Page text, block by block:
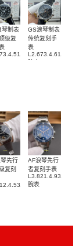
琴制表
级复
GS浪琴制表
传统复刻手
表
L2.673.4.61.2
先行
复刻
AF浪琴先行
者复刻手表
L3.821.4.93.6
腕表